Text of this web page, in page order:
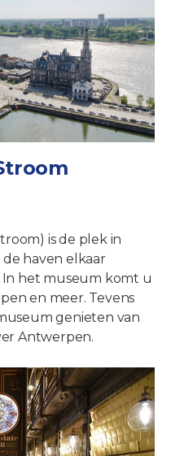
is de plek in
haven elkaar
het museum komt u
en meer. Tevens
genieten van
Antwerpen.